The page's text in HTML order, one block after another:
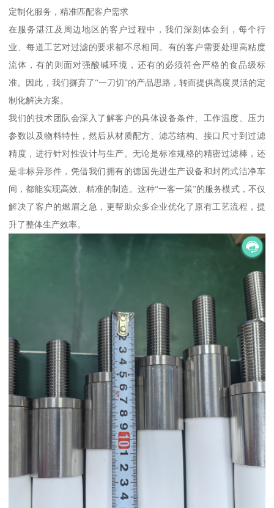
定制化服务，精准匹配客户需求
在服务湛江及周边地区的客户过程中，我们深刻体会到，每个行
业、每道工艺对过滤的要求都不尽相同。有的客户需要处理高粘度
流体，有的则面对强酸碱环境，还有的必须符合严格的食品级标
准。因此，我们摒弃了“一刀切”的产品思路，转而提供高度灵活的定
制化解决方案。
我们的技术团队会深入了解客户的具体设备条件、工作温度、压力
参数以及物料特性，然后从材质配方、滤芯结构、接口尺寸到过滤
精度，进行针对性设计与生产。无论是标准规格的精密过滤棒，还
是非标异形件，凭借我们拥有的德国先进生产设备和封闭式洁净车
间，都能实现高效、精准的制造。这种“一客一策”的服务模式，不仅
解决了客户的燃眉之急，更帮助众多企业优化了原有工艺流程，提
升了整体生产效率。